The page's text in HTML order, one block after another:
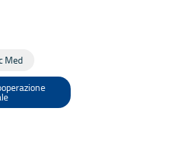
Med